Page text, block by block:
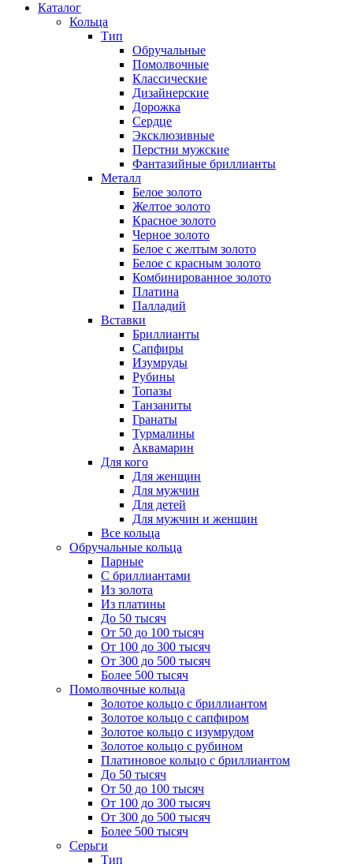
Каталог
Кольца
Тип
Обручальные
Помолвочные
Классические
Дизайнерские
Дорожка
Сердце
Эксклюзивные
Перстни мужские
Фантазийные бриллианты
Металл
Белое золото
Желтое золото
Красное золото
Черное золото
Белое с желтым золото
Белое с красным золото
Комбинированное золото
Платина
Палладий
Вставки
Бриллианты
Сапфиры
Изумруды
Рубины
Топазы
Танзаниты
Гранаты
Турмалины
Аквамарин
Для кого
Для женщин
Для мужчин
Для детей
Для мужчин и женщин
Все кольца
Обручальные кольца
Парные
С бриллиантами
Из золота
Из платины
До 50 тысяч
От 50 до 100 тысяч
От 100 до 300 тысяч
От 300 до 500 тысяч
Более 500 тысяч
Помолвочные кольца
Золотое кольцо с бриллиантом
Золотое кольцо с сапфиром
Золотое кольцо с изумрудом
Золотое кольцо с рубином
Платиновое кольцо с бриллиантом
До 50 тысяч
От 50 до 100 тысяч
От 100 до 300 тысяч
От 300 до 500 тысяч
Более 500 тысяч
Серьги
Тип